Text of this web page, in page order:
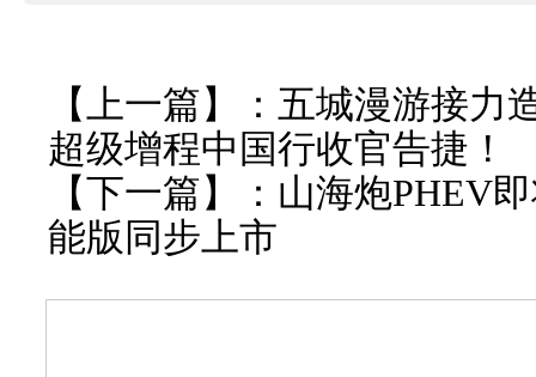
【上一篇】： 五城漫游接力
超级增程中国行收官告捷！
【下一篇】： 山海炮PHEV
能版同步上市